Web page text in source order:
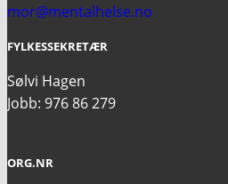
mor@mentalhelse.no
FYLKESSEKRETÆR
Sølvi Hagen
Jobb: 976 86 279
ORG.NR